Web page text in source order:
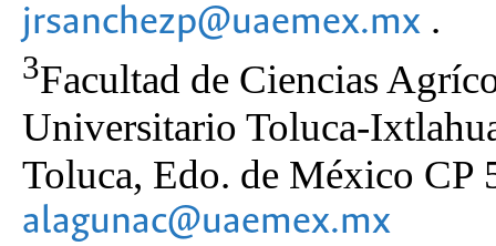
jrsanchezp@uaemex.mx .
3Facultad de Ciencias
Universitario Toluca-
Toluca, Edo. de México CP
alagunac@uaemex.mx